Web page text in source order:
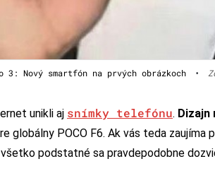
3: Nový smartfón na prvých obrázkoch •
unikli aj snímky telefónu. Dizajn
globálny POCO F6. Ak vás teda
všetko podstatné sa pravdepodobne